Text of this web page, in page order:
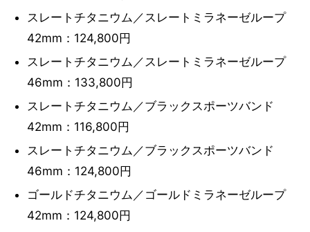
スレートチタニウム／スレートミラネーゼループ
42mm：124,800円
スレートチタニウム／スレートミラネーゼループ
46mm：133,800円
スレートチタニウム／ブラックスポーツバンド
42mm：116,800円
スレートチタニウム／ブラックスポーツバンド
46mm：124,800円
ゴールドチタニウム／ゴールドミラネーゼループ
42mm：124,800円